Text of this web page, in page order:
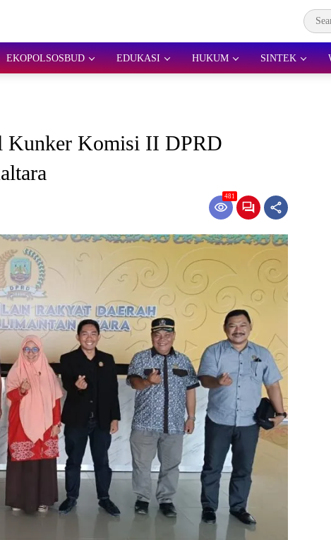
EKOPOLSOSBUD EDUKASI HUKUM SINTEK
Kunker Komisi II DPRD
481